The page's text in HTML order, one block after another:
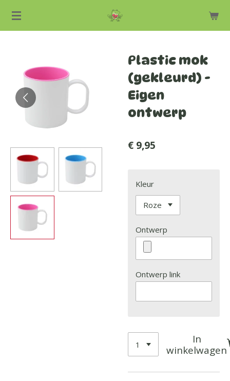
Ga
hoofdinhoud
Plastic mok
(gekleurd) -
Eigen
ontwerp
€ 9,95
Kleur
Ontwerp
Ontwerp link
In
winkelwagen